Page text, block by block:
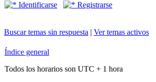
Identificarse Registrarse
Buscar temas sin respuesta | Ver temas activos
Índice general
Todos los horarios son UTC + 1 hora